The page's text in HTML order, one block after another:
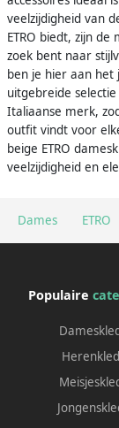
Dames ETRO
veelzijdigheid van
ETRO biedt, zijn
zoek bent naar
ben je hier aan het
uitgebreide
Italiaanse merk,
outfit vindt voor
beige ETRO
veelzijdigheid en
Populaire